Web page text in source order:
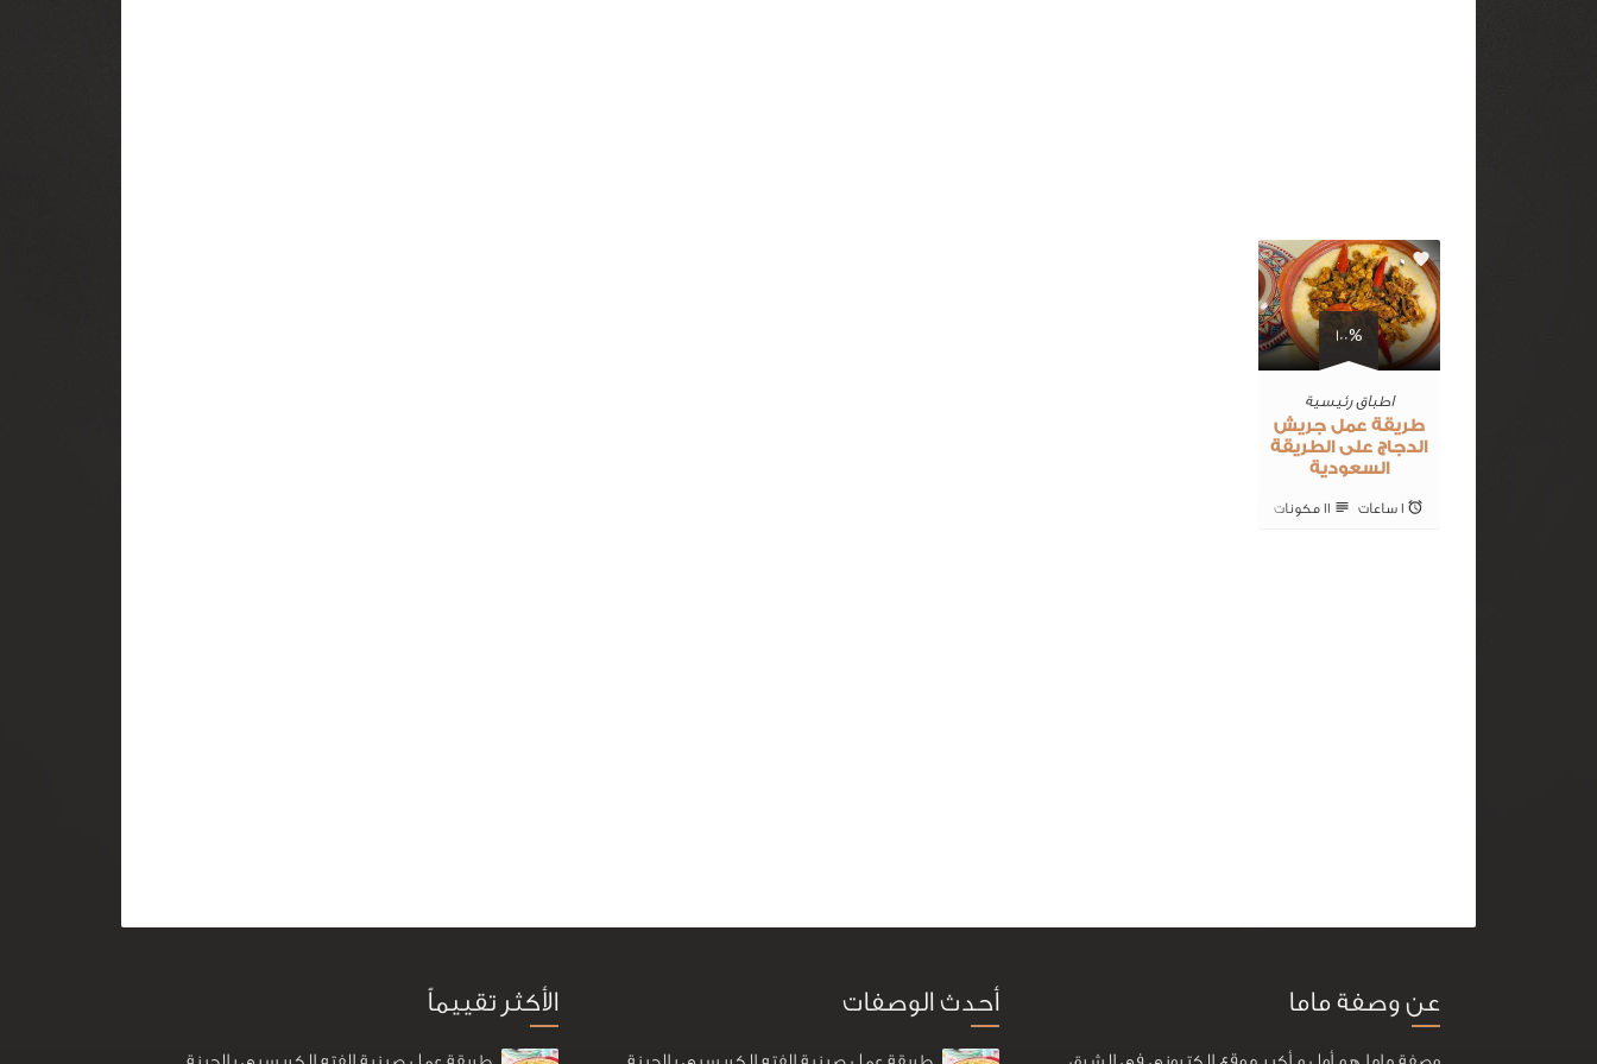
100%
0
اطباق رئيسية
طريقة عمل جريش
الدجاج على الطريقة
السعودية
1 ساعات 11 ‎مكونات
الأكثر تقييماً أحدث الوصفات عن وصفة ماما